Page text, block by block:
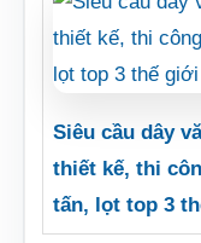
Siêu cầu dây
thiết kế, thi
tấn, lọt top 3